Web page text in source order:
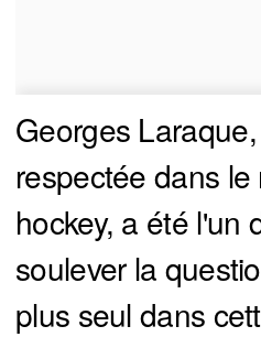
Georges
respectée dans
hockey, a été l'un
soulever la
plus seul dans